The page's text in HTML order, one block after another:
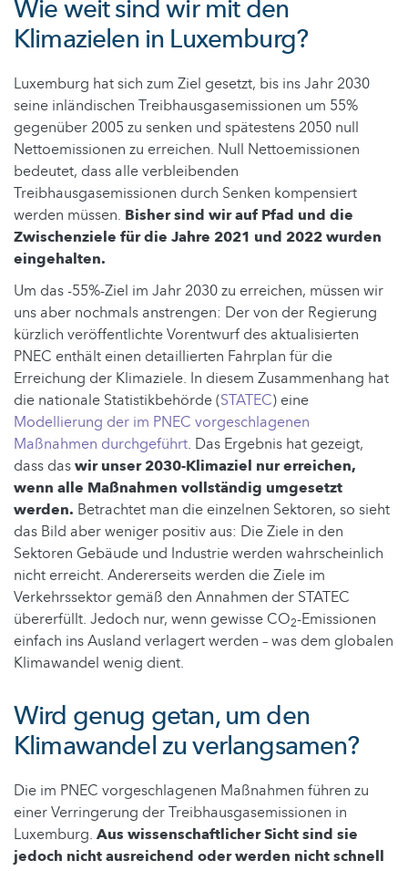
Wie weit sind wir mit den
Klimazielen in Luxemburg?
Luxemburg hat sich zum Ziel gesetzt, bis ins Jahr 2030
seine inländischen Treibhausgasemissionen um 55%
gegenüber 2005 zu senken und spätestens 2050 null
Nettoemissionen zu erreichen. Null Nettoemissionen
bedeutet, dass alle verbleibenden
Treibhausgasemissionen durch Senken kompensiert
werden müssen. Bisher sind wir auf Pfad und die
Zwischenziele für die Jahre 2021 und 2022 wurden
eingehalten.
Um das -55%-Ziel im Jahr 2030 zu erreichen, müssen wir
uns aber nochmals anstrengen: Der von der Regierung
kürzlich veröffentlichte Vorentwurf des aktualisierten
PNEC enthält einen detaillierten Fahrplan für die
Erreichung der Klimaziele. In diesem Zusammenhang hat
die nationale Statistikbehörde (STATEC) eine
Modellierung der im PNEC vorgeschlagenen
Maßnahmen durchgeführt. Das Ergebnis hat gezeigt,
dass daswir unser 2030-Klimaziel nur erreichen,
wenn alle Maßnahmen vollständig umgesetzt
werden. Betrachtet man die einzelnen Sektoren, so sieht
das Bild aber weniger positiv aus: Die Ziele in den
Sektoren Gebäude und Industrie werden wahrscheinlich
nicht erreicht. Andererseits werden die Ziele im
Verkehrssektor gemäß den Annahmen der STATEC
übererfüllt. Jedoch nur, wenn gewisse CO2-Emissionen
einfach ins Ausland verlagert werden – was dem globalen
Klimawandel wenig dient.
Wird genug getan, um den
Klimawandel zu verlangsamen?
Die im PNEC vorgeschlagenen Maßnahmen führen zu
einer Verringerung der Treibhausgasemissionen in
Luxemburg. Aus wissenschaftlicher Sicht sind sie
jedoch nicht ausreichend oder werden nicht schnell